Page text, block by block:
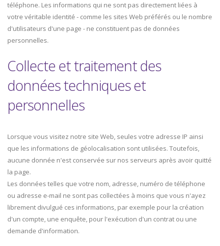
téléphone. Les informations qui ne sont pas directement liées à
votre véritable identité - comme les sites Web préférés ou le nombre
d'utilisateurs d'une page - ne constituent pas de données
personnelles.
Collecte et traitement des
données techniques et
personnelles
Lorsque vous visitez notre site Web, seules votre adresse IP ainsi
que les informations de géolocalisation sont utilisées. Toutefois,
aucune donnée n'est conservée sur nos serveurs après avoir quitté
la page.
Les données telles que votre nom, adresse, numéro de téléphone
ou adresse e-mail ne sont pas collectées à moins que vous n'ayez
librement divulgué ces informations, par exemple pour la création
d'un compte, une enquête, pour l'exécution d'un contrat ou une
demande d'information.